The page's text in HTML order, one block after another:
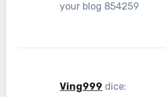
your blog 854259
Ving999 dice: